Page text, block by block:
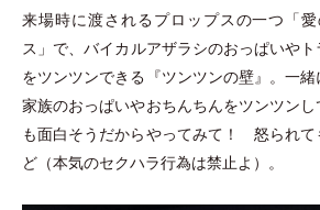
来場時に渡されるプロップスの一つ 「
ス 」 で、バイカルアザラシのおっぱいや
をツンツンできる『ツンツンの壁』。一緒
家族のおっぱいやおちんちんをツンツン
も面白そうだからやってみて！ 怒られて
ど （本気のセクハラ行為は禁止よ ） 。